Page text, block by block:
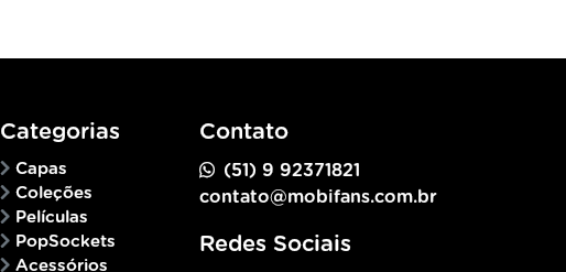
Contato
(51) 9 92371821
contato@mobifans.com.br
Redes Sociais
Categorias
Capas
Coleções
Películas
PopSockets
Acessórios